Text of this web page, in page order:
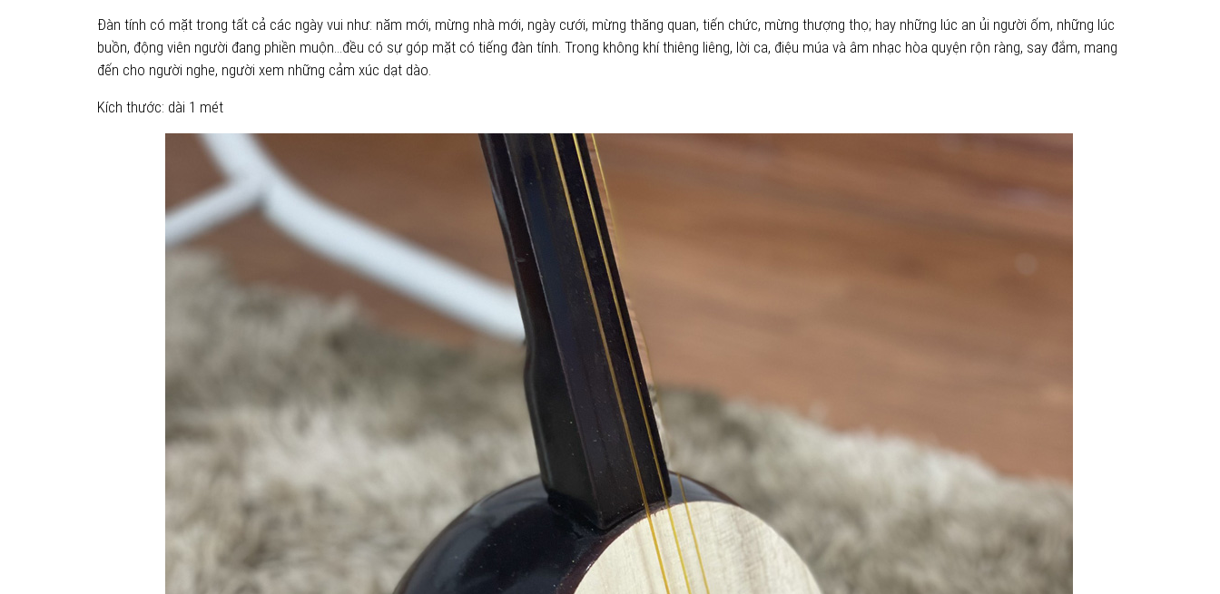
Ðàn tính có mặt trong tất cả các ngày vui như: năm mới, mừng nhà mới, ngày cưới, mừng thăng quan, tiến chức, mừng thượng thọ; hay những lúc an ủi người ốm, những lúc
buồn, động viên người đang phiền muộn…đều có sự góp mặt có tiếng đàn tính. Trong không khí thiêng liêng, lời ca, điệu múa và âm nhạc hòa quyện rộn ràng, say đắm, mang
đến cho người nghe, người xem những cảm xúc dạt dào.
Kích thước: dài 1 mét